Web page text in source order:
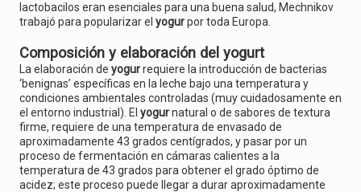
lactobacilos eran esenciales para una buena salud, Mechnikov
trabajó para popularizar el yogurpor toda Europa.
Composición y elaboración del yogurt
La elaboración de yogurrequiere la introducción de bacterias
‘benignas’ específicas en la leche bajo una temperatura y
condiciones ambientales controladas (muy cuidadosamente en
el entorno industrial). El yogurnatural o de sabores de textura
firme, requiere de una temperatura de envasado de
aproximadamente 43 grados centígrados, y pasar por un
proceso de fermentación en cámaras calientes a la
temperatura de 43 grados para obtener el grado óptimo de
acidez; este proceso puede llegar a durar aproximadamente